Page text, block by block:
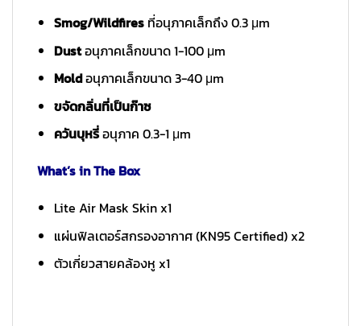
Smog/Wildfiresที่อนุภาคเล็กถึง 0.3 μm
Dustอนุภาคเล็กขนาด 1-100 μm
Moldอนุภาคเล็กขนาด 3-40 μm
ขจัดกลิ่นที่เป็นก๊าซ
ควันบุหรี่อนุภาค 0.3-1 μm
What’s in The Box
Lite Air Mask Skin x1
แผ่นฟิลเตอร์สกรองอากาศ (KN95 Certified) x2
ตัวเกี่ยวสายคล้องหู x1